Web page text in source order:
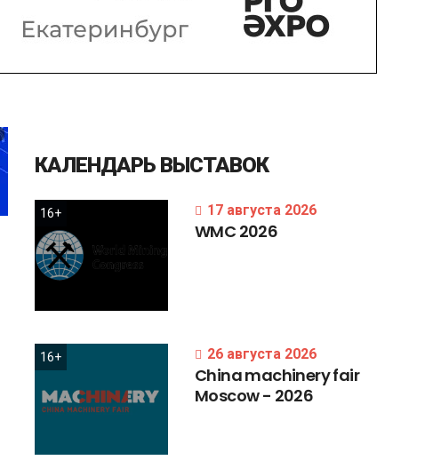
КАЛЕНДАРЬ ВЫСТАВОК
16+ 17 августа 2026
WMC 2026
16+ 26 августа 2026
Chinamachineryfair
Moscow- 2026